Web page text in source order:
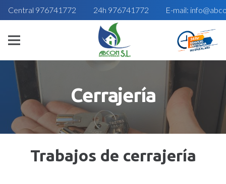
Central 976741772 24h 976741772 E-mail:
Cerrajería
Trabajos de cerrajería